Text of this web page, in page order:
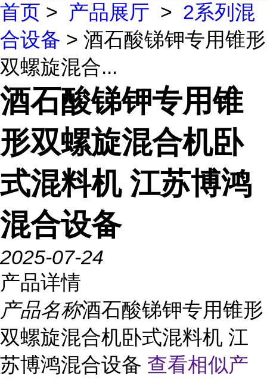
首页 > 产品展厅 > 2系列混
合设备 > 酒石酸锑钾专用锥形
双螺旋混合...
酒石酸锑钾专用锥
形双螺旋混合机卧
式混料机 江苏博鸿
混合设备
2025-07-24
产品详情
产品名称酒石酸锑钾专用锥形
双螺旋混合机卧式混料机 江
苏博鸿混合设备 查看相似产